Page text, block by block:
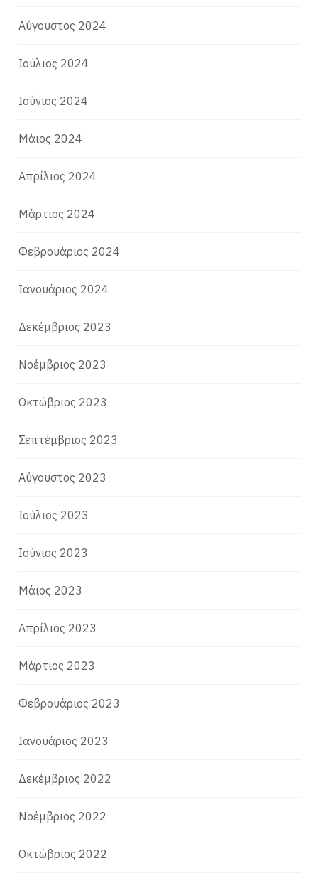
Αύγουστος 2024
Ιούλιος 2024
Ιούνιος 2024
Μάιος 2024
Απρίλιος 2024
Μάρτιος 2024
Φεβρουάριος 2024
Ιανουάριος 2024
Δεκέμβριος 2023
Νοέμβριος 2023
Οκτώβριος 2023
Σεπτέμβριος 2023
Αύγουστος 2023
Ιούλιος 2023
Ιούνιος 2023
Μάιος 2023
Απρίλιος 2023
Μάρτιος 2023
Φεβρουάριος 2023
Ιανουάριος 2023
Δεκέμβριος 2022
Νοέμβριος 2022
Οκτώβριος 2022